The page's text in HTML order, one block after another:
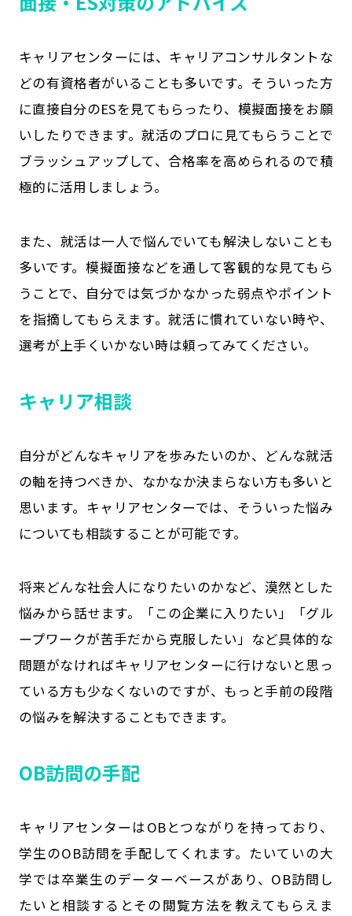
キャリアセンターには、キャリアコンサルタントな
どの有資格者がいることも多いです。そういった方
に直接自分のESを見てもらったり、模擬面接をお願
いしたりできます。就活のプロに見てもらうことで
ブラッシュアップして、合格率を高められるので積
極的に活用しましょう。
また、就活は一人で悩んでいても解決しないことも
多いです。模擬面接などを通して客観的な見てもら
うことで、自分では気づかなかった弱点やポイント
を指摘してもらえます。就活に慣れていない時や、
選考が上手くいかない時は頼ってみてください。
キャリア相談
自分がどんなキャリアを歩みたいのか、どんな就活
の軸を持つべきか、なかなか決まらない方も多いと
思います。キャリアセンターでは、そういった悩み
についても相談することが可能です。
将来どんな社会人になりたいのかなど、漠然とした
悩みから話せます。「この企業に入りたい」「グル
ープワークが苦手だから克服したい」など具体的な
問題がなければキャリアセンターに行けないと思っ
ている方も少なくないのですが、もっと手前の段階
の悩みを解決することもできます。
OB訪問の手配
キャリアセンターはOBとつながりを持っており、
学生のOB訪問を手配してくれます。たいていの大
学では卒業生のデーターベースがあり、OB訪問し
たいと相談するとその閲覧方法を教えてもらえま